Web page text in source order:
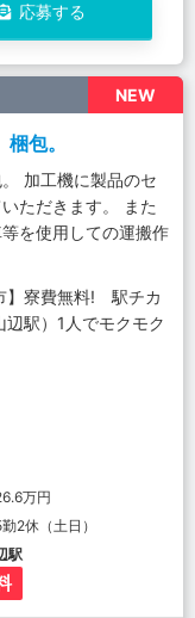
応募する
NEW
包。
加工機に製品のセ
ただきます。 また
を使用しての運搬作
】寮費無料! 駅チカ
辺駅）1人でモクモク
万円
2休（土日）
駅